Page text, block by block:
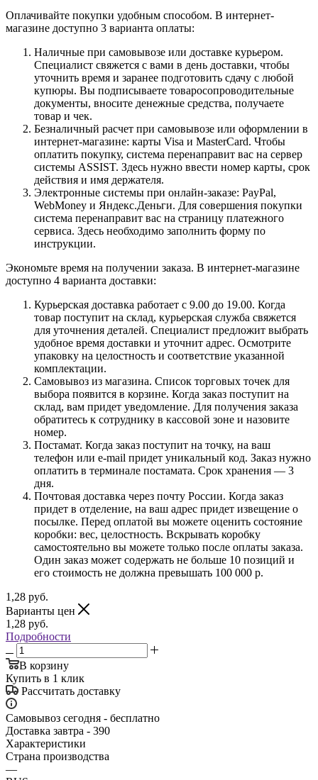
Оплачивайте покупки удобным способом. В интернет-
магазине доступно 3 варианта оплаты:
Наличные при самовывозе или доставке курьером.
Специалист свяжется с вами в день доставки, чтобы
уточнить время и заранее подготовить сдачу с любой
купюры. Вы подписываете товаросопроводительные
документы, вносите денежные средства, получаете
товар и чек.
Безналичный расчет при самовывозе или оформлении в
интернет-магазине: карты Visa и MasterCard. Чтобы
оплатить покупку, система перенаправит вас на сервер
системы ASSIST. Здесь нужно ввести номер карты, срок
действия и имя держателя.
Электронные системы при онлайн-заказе: PayPal,
WebMoney и Яндекс.Деньги. Для совершения покупки
система перенаправит вас на страницу платежного
сервиса. Здесь необходимо заполнить форму по
инструкции.
Экономьте время на получении заказа. В интернет-магазине
доступно 4 варианта доставки:
Курьерская доставка работает с 9.00 до 19.00. Когда
товар поступит на склад, курьерская служба свяжется
для уточнения деталей. Специалист предложит выбрать
удобное время доставки и уточнит адрес. Осмотрите
упаковку на целостность и соответствие указанной
комплектации.
Самовывоз из магазина. Список торговых точек для
выбора появится в корзине. Когда заказ поступит на
склад, вам придет уведомление. Для получения заказа
обратитесь к сотруднику в кассовой зоне и назовите
номер.
Постамат. Когда заказ поступит на точку, на ваш
телефон или e-mail придет уникальный код. Заказ нужно
оплатить в терминале постамата. Срок хранения — 3
дня.
Почтовая доставка через почту России. Когда заказ
придет в отделение, на ваш адрес придет извещение о
посылке. Перед оплатой вы можете оценить состояние
коробки: вес, целостность. Вскрывать коробку
самостоятельно вы можете только после оплаты заказа.
Один заказ может содержать не больше 10 позиций и
его стоимость не должна превышать 100 000 р.
1,28 руб.
Варианты цен
1,28 руб.
Подробности
В корзину
Купить в 1 клик
Рассчитать доставку
Самовывоз сегодня - бесплатно
Доставка завтра - 390
Характеристики
Страна производства
—